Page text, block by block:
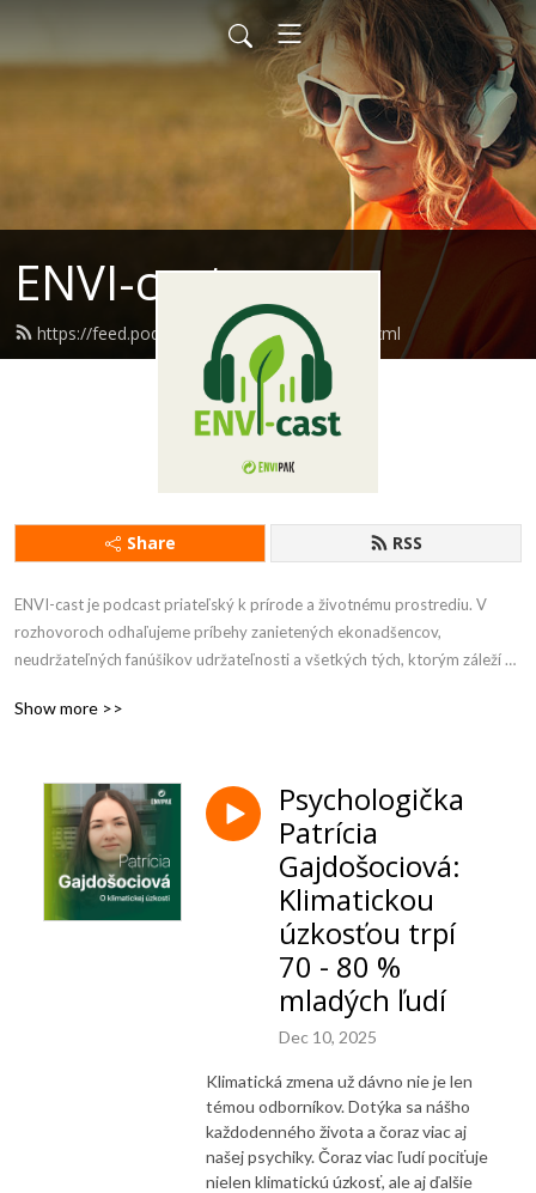
ENVI-cast
https://feed.podbean.com/ozvenvipak/feed.xml
Share RSS
ENVI-cast je podcast priateľský k prírode a životnému prostrediu. V
rozhovoroch odhaľujeme príbehy zanietených ekonadšencov,
neudržateľných fanúšikov udržateľnosti a všetkých tých, ktorým záleží na
Show more >>
Psychologička
Patrícia
Gajdošociová:
Klimatickou
úzkosťou trpí
70 - 80 %
mladých ľudí
Dec 10, 2025
Klimatická zmena už dávno nie je len
témou odborníkov. Dotýka sa nášho
každodenného života a čoraz viac aj
našej psychiky. Čoraz viac ľudí pociťuje
nielen klimatickú úzkosť, ale aj ďalšie